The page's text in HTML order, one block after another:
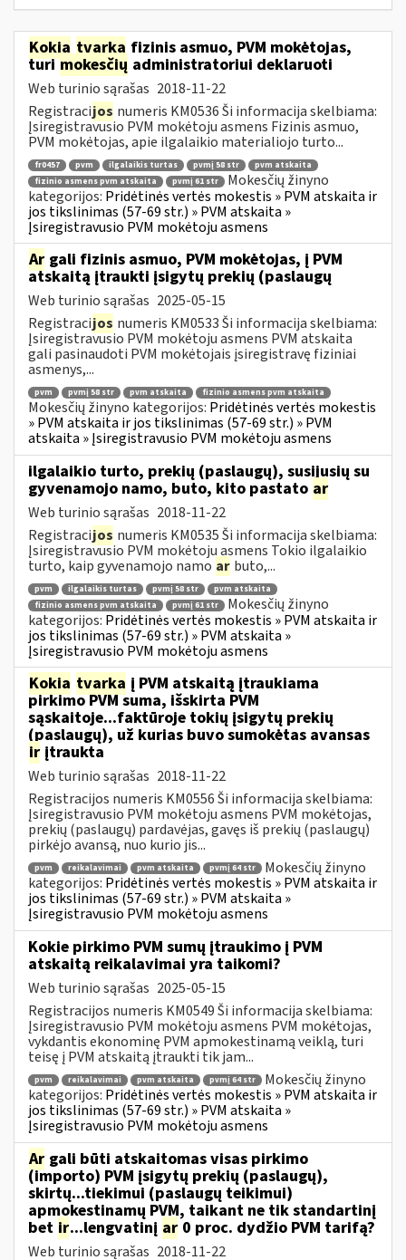
Kokia tvarka fizinis asmuo, PVM mokėtojas,
turimokesčių administratoriui deklaruoti
Web turinio sąrašas 2018-11-22
Registracijos numeris KM0536 Ši informacija skelbiama:
Įsiregistravusio PVM mokėtoju asmens Fizinis asmuo,
PVM mokėtojas, apie ilgalaikio materialiojo turto...
fr0457 pvm ilgalaikis turtas pvmį 58 str
pvm atskaita
fizinio asmens pvm atskaita
pvmį 61 str
Mokesčių žinyno
kategorijos: Pridėtinės vertės mokestis » PVM atskaita ir
jos tikslinimas (57-69 str.) » PVM atskaita »
Įsiregistravusio PVM mokėtoju asmens
Ar gali fizinis asmuo, PVM mokėtojas, į PVM
atskaitą įtraukti įsigytų prekių (paslaugų
Web turinio sąrašas 2025-05-15
Registracijos numeris KM0533 Ši informacija skelbiama:
Įsiregistravusio PVM mokėtoju asmens PVM atskaita
gali pasinaudoti PVM mokėtojais įsiregistravę fiziniai
asmenys,...
pvm pvmį 58 str pvm atskaita fizinio asmens pvm atskaita
Mokesčių žinyno kategorijos: Pridėtinės vertės mokestis
» PVM atskaita ir jos tikslinimas (57-69 str.) » PVM
atskaita » Įsiregistravusio PVM mokėtoju asmens
ilgalaikio turto, prekių (paslaugų), susijusių su
gyvenamojo namo, buto, kito pastato ar
Web turinio sąrašas 2018-11-22
Registracijos numeris KM0535 Ši informacija skelbiama:
Įsiregistravusio PVM mokėtoju asmens Tokio ilgalaikio
turto, kaip gyvenamojo namo ar buto,...
pvm ilgalaikis turtas pvmį 58 str
pvm atskaita
fizinio asmens pvm atskaita
pvmį 61 str
Mokesčių žinyno
kategorijos: Pridėtinės vertės mokestis » PVM atskaita ir
jos tikslinimas (57-69 str.) » PVM atskaita »
Įsiregistravusio PVM mokėtoju asmens
Kokia tvarka į PVM atskaitą įtraukiama
pirkimo PVM suma, išskirta PVM
sąskaitoje...faktūroje tokių įsigytų prekių
(paslaugų), už kurias buvo sumokėtas avansas
ir įtraukta
Web turinio sąrašas 2018-11-22
Registracijos numeris KM0556 Ši informacija skelbiama:
Įsiregistravusio PVM mokėtoju asmens PVM mokėtojas,
prekių (paslaugų) pardavėjas, gavęs iš prekių (paslaugų)
pirkėjo avansą, nuo kurio jis...
pvm reikalavimai pvm atskaita pvmį 64 str
Mokesčių žinyno
kategorijos: Pridėtinės vertės mokestis » PVM atskaita ir
jos tikslinimas (57-69 str.) » PVM atskaita »
Įsiregistravusio PVM mokėtoju asmens
Kokie pirkimo PVM sumų įtraukimo į PVM
atskaitą reikalavimai yra taikomi?
Web turinio sąrašas 2025-05-15
Registracijos numeris KM0549 Ši informacija skelbiama:
Įsiregistravusio PVM mokėtoju asmens PVM mokėtojas,
vykdantis ekonominę PVM apmokestinamą veiklą, turi
teisę į PVM atskaitą įtraukti tik jam...
pvm reikalavimai pvm atskaita pvmį 64 str
Mokesčių žinyno
kategorijos: Pridėtinės vertės mokestis » PVM atskaita ir
jos tikslinimas (57-69 str.) » PVM atskaita »
Įsiregistravusio PVM mokėtoju asmens
Ar gali būti atskaitomas visas pirkimo
(importo) PVM įsigytų prekių (paslaugų),
skirtų...tiekimui (paslaugų teikimui)
apmokestinamų PVM, taikant ne tik standartinį
bet ir...lengvatinį ar 0 proc. dydžio PVM tarifą?
Web turinio sąrašas 2018-11-22